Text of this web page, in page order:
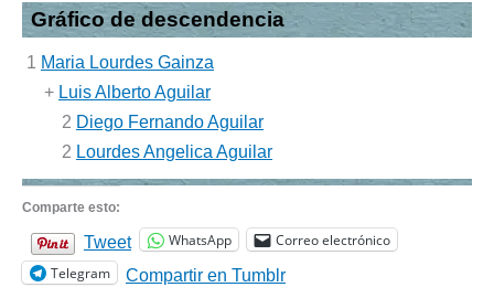
Gráfico de descendencia
1 Maria Lourdes Gainza
+ Luis Alberto Aguilar
2 Diego Fernando Aguilar
2 Lourdes Angelica Aguilar
Comparte esto:
Tweet WhatsApp
Correo electrónico
Telegram
Compartir en Tumblr